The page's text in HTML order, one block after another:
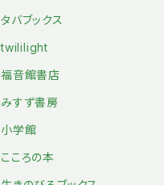
タバブックス
twililight
福音館書店
みすず書房
小学館
こころの本